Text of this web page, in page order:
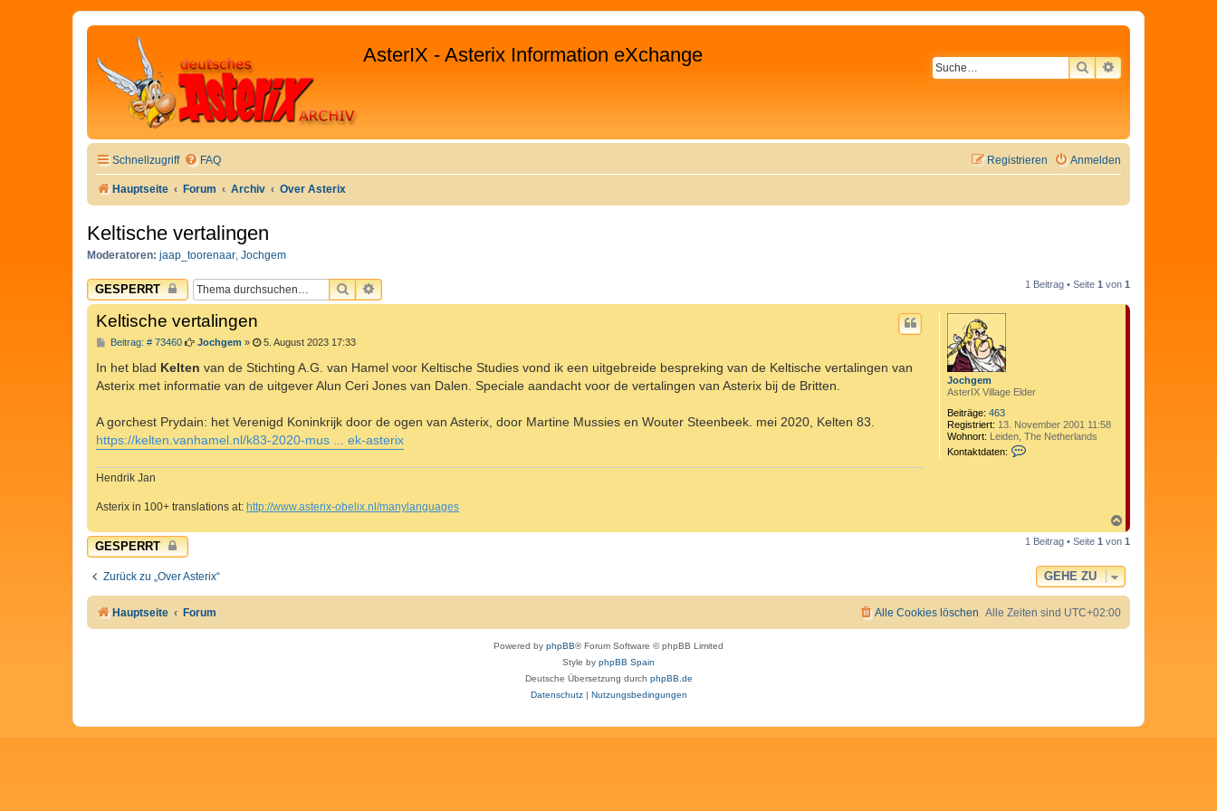
AsterIX - Asterix Information eXchange
SUCHEERWEITERTE
Schnellzugriff FAQ Anmelden
Registrieren
Hauptseite Forum Archiv Over Asterix
Keltische vertalingen
Moderatoren: jaap_toorenaar, Jochgem
GESPERRT SUCHEERWEITERTE SUCHE 1 Beitrag • Seite 1 von 1
Jochgem
AsterIX Village Elder
Beiträge: 463
Registriert: 13. November 2001 11:58
Wohnort: Leiden, The Netherlands
Kontaktdaten:
a
n
Keltische vertalingen
Beitrag: # 73460B
i
r
Jochgem » 5. August 2023 17:33
In het blad Kelten van de Stichting A.G. van Hamel voor Keltische Studies vond ik een uitgebreide bespreking van de Keltische vertalingen van
Asterix met informatie van de uitgever Alun Ceri Jones van Dalen. Speciale aandacht voor de vertalingen van Asterix bij de Britten.
A gorchest Prydain: het Verenigd Koninkrijk door de ogen van Asterix, door Martine Mussies en Wouter Steenbeek. mei 2020, Kelten 83.
https://kelten.vanhamel.nl/k83-2020-mus ... ek-asterix
Hendrik Jan
Asterix in 100+ translations at: http://www.asterix-obelix.nl/manylanguages
a
c
o
b
e
GESPERRT 1 Beitrag • Seite 1 von 1
Zurück zu „Over Asterix“ GEHE ZU
Hauptseite Forum Alle Zeiten sind UTC+02:00
Alle Cookies löschen
Powered by phpBB® Forum Software © phpBB Limited
Style by phpBB Spain
Deutsche Übersetzung durch phpBB.de
Datenschutz| Nutzungsbedingungen